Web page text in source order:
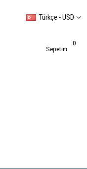
Türkçe - USD
Sepetim
0